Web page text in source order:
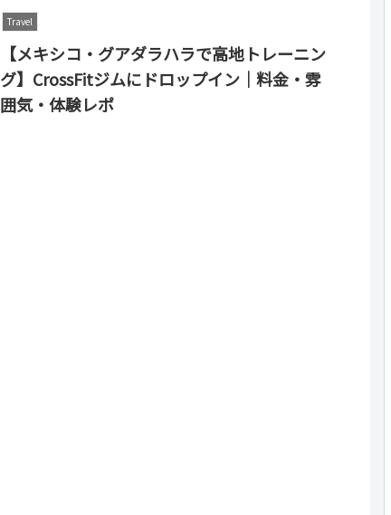
Travel
【メキシコ・グアダラハラで高地トレーニン
グ】CrossFitジムにドロップイン｜料金・雰
囲気・体験レポ